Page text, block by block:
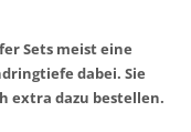
Sets meist eine
dabei. Sie
extra dazu bestellen.